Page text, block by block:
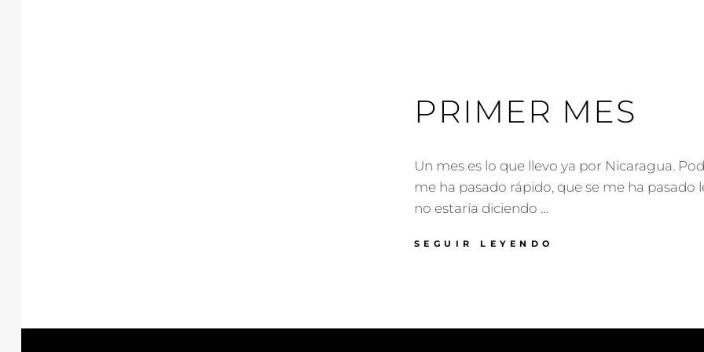
PRIMER MES
Un mes es lo que llevo ya por Nicaragua.
me ha pasado rápido, que se me ha pasado
no estaría diciendo …
SEGUIR LEYENDO